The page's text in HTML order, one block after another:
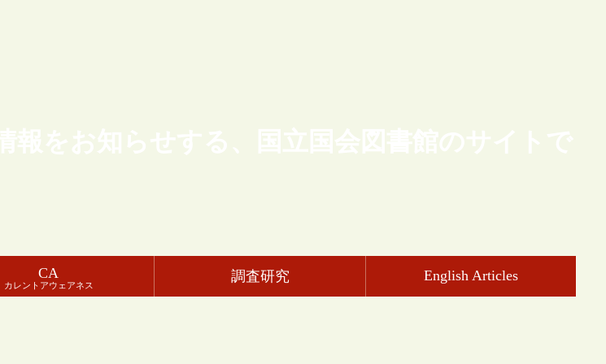
報をお知らせする、国立国会図書館のサイトで
CA
カレントアウェアネス
調査研究 English Articles